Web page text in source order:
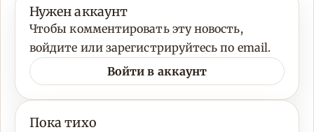
Нужен аккаунт
Чтобы комментировать эту новость,
войдите или зарегистрируйтесь по email.
Войти в аккаунт
Пока тихо